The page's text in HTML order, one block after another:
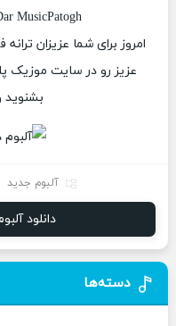
MusicPatogh
امروز برای شما عزیزان ترانه
عزیز رو در سایت موزیک
بشنوید
آلبوم جدید
دانلود
دسته‌ها